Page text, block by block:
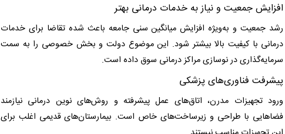
افزایش جمعیت و نیاز به خدمات درمانی بهتر
رشد جمعیت و به‌ویژه افزایش میانگین سنی جامعه باعث شده تقاضا برای خدمات
درمانی با کیفیت بالا بیشتر شود. این موضوع دولت و بخش خصوصی را به سمت
سرمایه‌گذاری در نوسازی مراکز درمانی سوق داده است.
پیشرفت فناوری‌های پزشکی
ورود تجهیزات مدرن، اتاق‌های عمل پیشرفته و روش‌های نوین درمانی نیازمند
فضاهایی با طراحی و زیرساخت‌های خاص است. بیمارستان‌های قدیمی اغلب برای